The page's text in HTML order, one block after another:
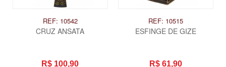
REF: 10542
CRUZ ANSATA
R$ 100,90
REF: 10515
ESFINGE DE GIZE
R$ 61,90